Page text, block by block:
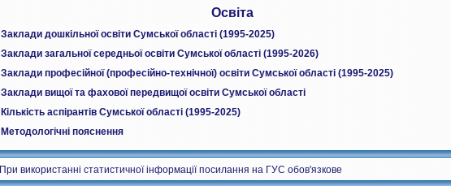
Освіта
Заклади дошкільної освіти Сумської області (1995-2025)
Заклади загальної середньої освіти Сумської області (1995-2026)
Заклади професійної (професійно-технічної) освіти Сумської області (1995-2025)
Заклади вищої та фахової передвищої освіти Сумської області
Кількість аспірантів Сумської області (1995-2025)
Методологічні пояснення
При використанні статистичної інформації посилання на ГУС обов'язкове